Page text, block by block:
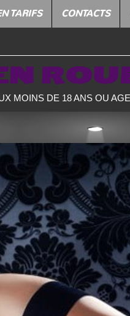
MOINS DE 18 ANS OU
TARIFS CONTACTS